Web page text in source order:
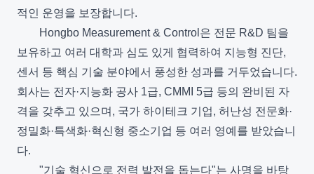
적인 운영을 보장합니다.
Hongbo Measurement & Control은 전문 R&D 팀을
보유하고 여러 대학과 심도 있게 협력하여 지능형 진단,
센서 등 핵심 기술 분야에서 풍성한 성과를 거두었습니다.
회사는 전자·지능화 공사 1급, CMMI 5급 등의 완비된 자
격을 갖추고 있으며, 국가 하이테크 기업, 허난성 전문화·
정밀화·특색화·혁신형 중소기업 등 여러 영예를 받았습니
다.
"기술 혁신으로 전력 발전을 돕는다"는 사명을 바탕